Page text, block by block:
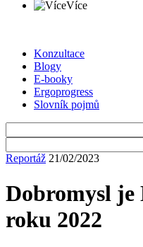
Více
Konzultace
Blogy
E-booky
Ergoprogress
Slovník pojmů
Reportáž 21/02/2023
Dobromysl je
roku 2022